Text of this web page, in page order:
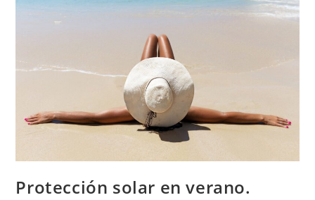
Protección solar en verano.